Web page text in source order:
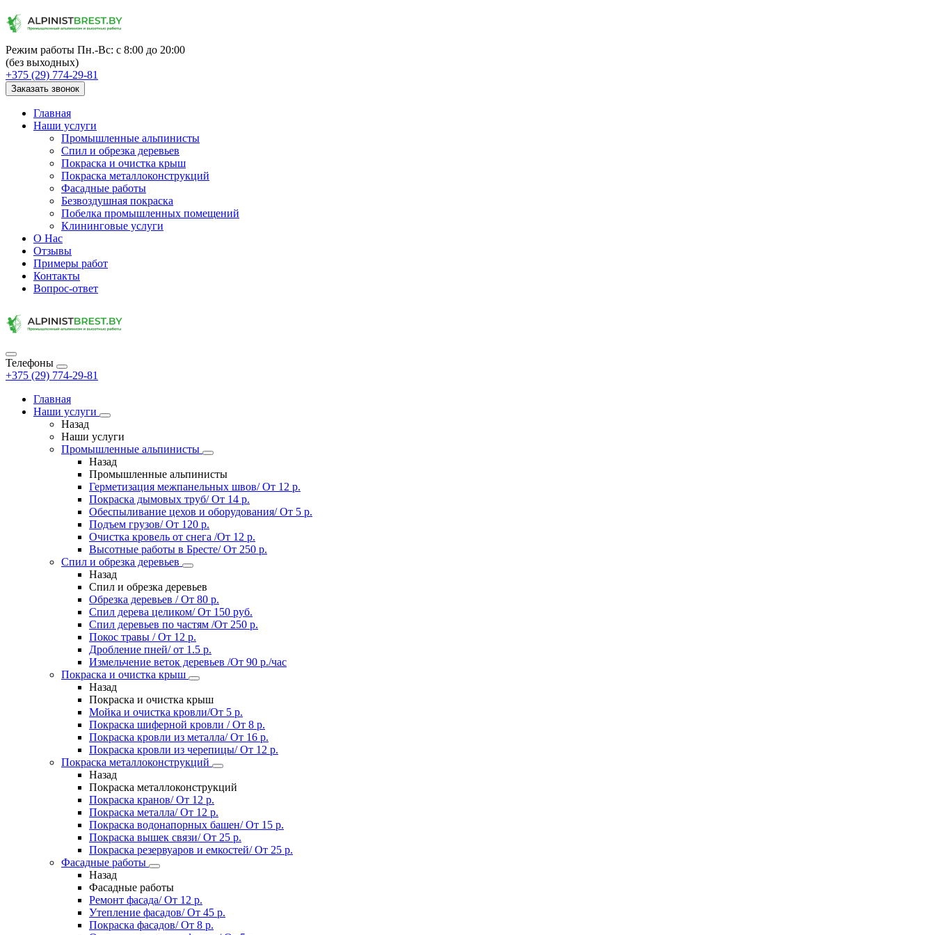
Режим работы Пн.-Вс: с 8:00 до 20:00
(без выходных)
+375 (29) 774-29-81
Заказать звонок
Главная
Наши услуги
Промышленные альпинисты
Спил и обрезка деревьев
Покраска и очистка крыш
Покраска металлоконструкций
Фасадные работы
Безвоздушная покраска
Побелка промышленных помещений
Клининговые услуги
О Нас
Отзывы
Примеры работ
Контакты
Вопрос-ответ
Телефоны
+375 (29) 774-29-81
Главная
Наши услуги
Назад
Наши услуги
Промышленные альпинисты
Назад
Промышленные альпинисты
Герметизация межпанельных швов/ От 12 р.
Покраска дымовых труб/ От 14 р.
Обеспыливание цехов и оборудования/ От 5 р.
Подъем грузов/ От 120 р.
Очистка кровель от снега /От 12 р.
Высотные работы в Бресте/ От 250 р.
Спил и обрезка деревьев
Назад
Спил и обрезка деревьев
Обрезка деревьев / От 80 р.
Спил дерева целиком/ От 150 руб.
Спил деревьев по частям /От 250 р.
Покос травы / От 12 р.
Дробление пней/ от 1.5 р.
Измельчение веток деревьев /От 90 р./час
Покраска и очистка крыш
Назад
Покраска и очистка крыш
Мойка и очистка кровли/От 5 р.
Покраска шиферной кровли / От 8 р.
Покраска кровли из металла/ От 16 р.
Покраска кровли из черепицы/ От 12 р.
Покраска металлоконструкций
Назад
Покраска металлоконструкций
Покраска кранов/ От 12 р.
Покраска металла/ От 12 р.
Покраска водонапорных башен/ От 15 р.
Покраска вышек связи/ От 25 р.
Покраска резервуаров и емкостей/ От 25 р.
Фасадные работы
Назад
Фасадные работы
Ремонт фасада/ От 12 р.
Утепление фасадов/ От 45 р.
Покраска фасадов/ От 8 р.